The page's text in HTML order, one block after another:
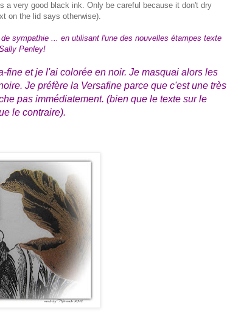
a very good black ink. Only be careful because it don't dry
on the lid says otherwise).
sympathie ... en utilisant l'une des nouvelles étampes texte
Penley!
et je l'ai colorée en noir. Je masquai alors les
Je préfère la Versafine parce que c'est une très
pas immédiatement. (bien que le texte sur le
le contraire).